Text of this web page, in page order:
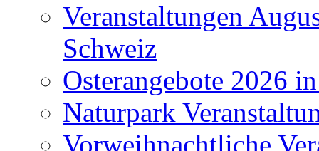
Veranstaltungen
Schweiz
Osterangebote 2026
Naturpark
Vorweihnachtliche